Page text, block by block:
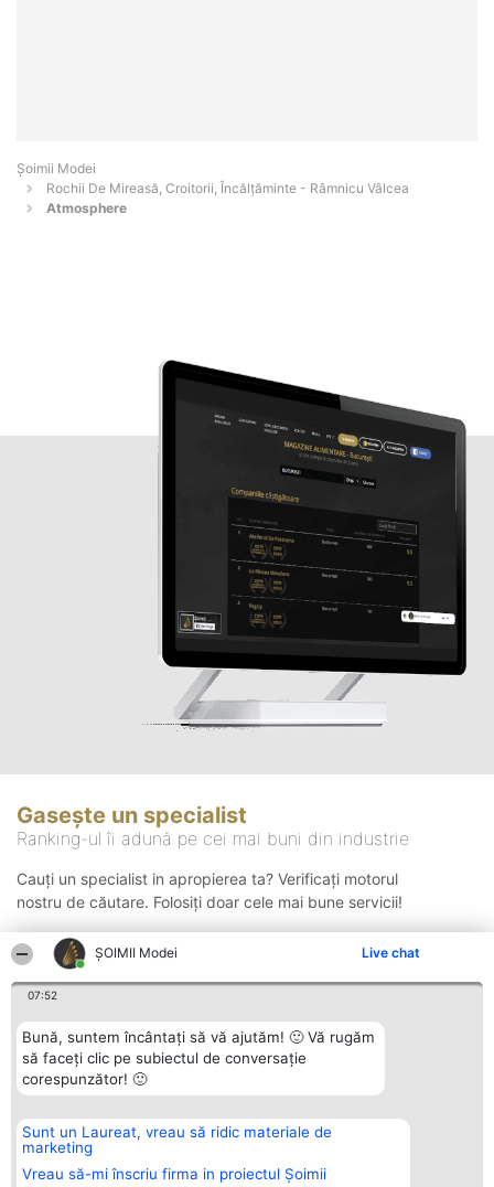
ȘOIMII Modei Live chat
07:52
Bună, suntem încântați să vă ajutăm! 🙂 Vă rugăm
să faceți clic pe subiectul de conversație
corespunzător! 🙂
Sunt un Laureat, vreau să ridic materiale de
marketing
Vreau să-mi înscriu firma in proiectul Șoimii
Șoimii Modei
Rochii De Mireasă, Croitorii, Încălțăminte - Râmnicu Vâlcea
Atmosphere
Gasește un specialist
Ranking-ul îi adună pe cei mai buni din industrie
Cauți un specialist in apropierea ta? Verificați motorul
nostru de căutare. Folosiți doar cele mai bune servicii!
Organizator Ranking
BRIGHT SOLUTIONS BR SRL
Aleea Timisul De Sus 2 Bl. A30
Sc. A Et. 4 Ap. 13 Cod 061952
Plebiscyt
Lista Tuturor
Laureaților
Contact